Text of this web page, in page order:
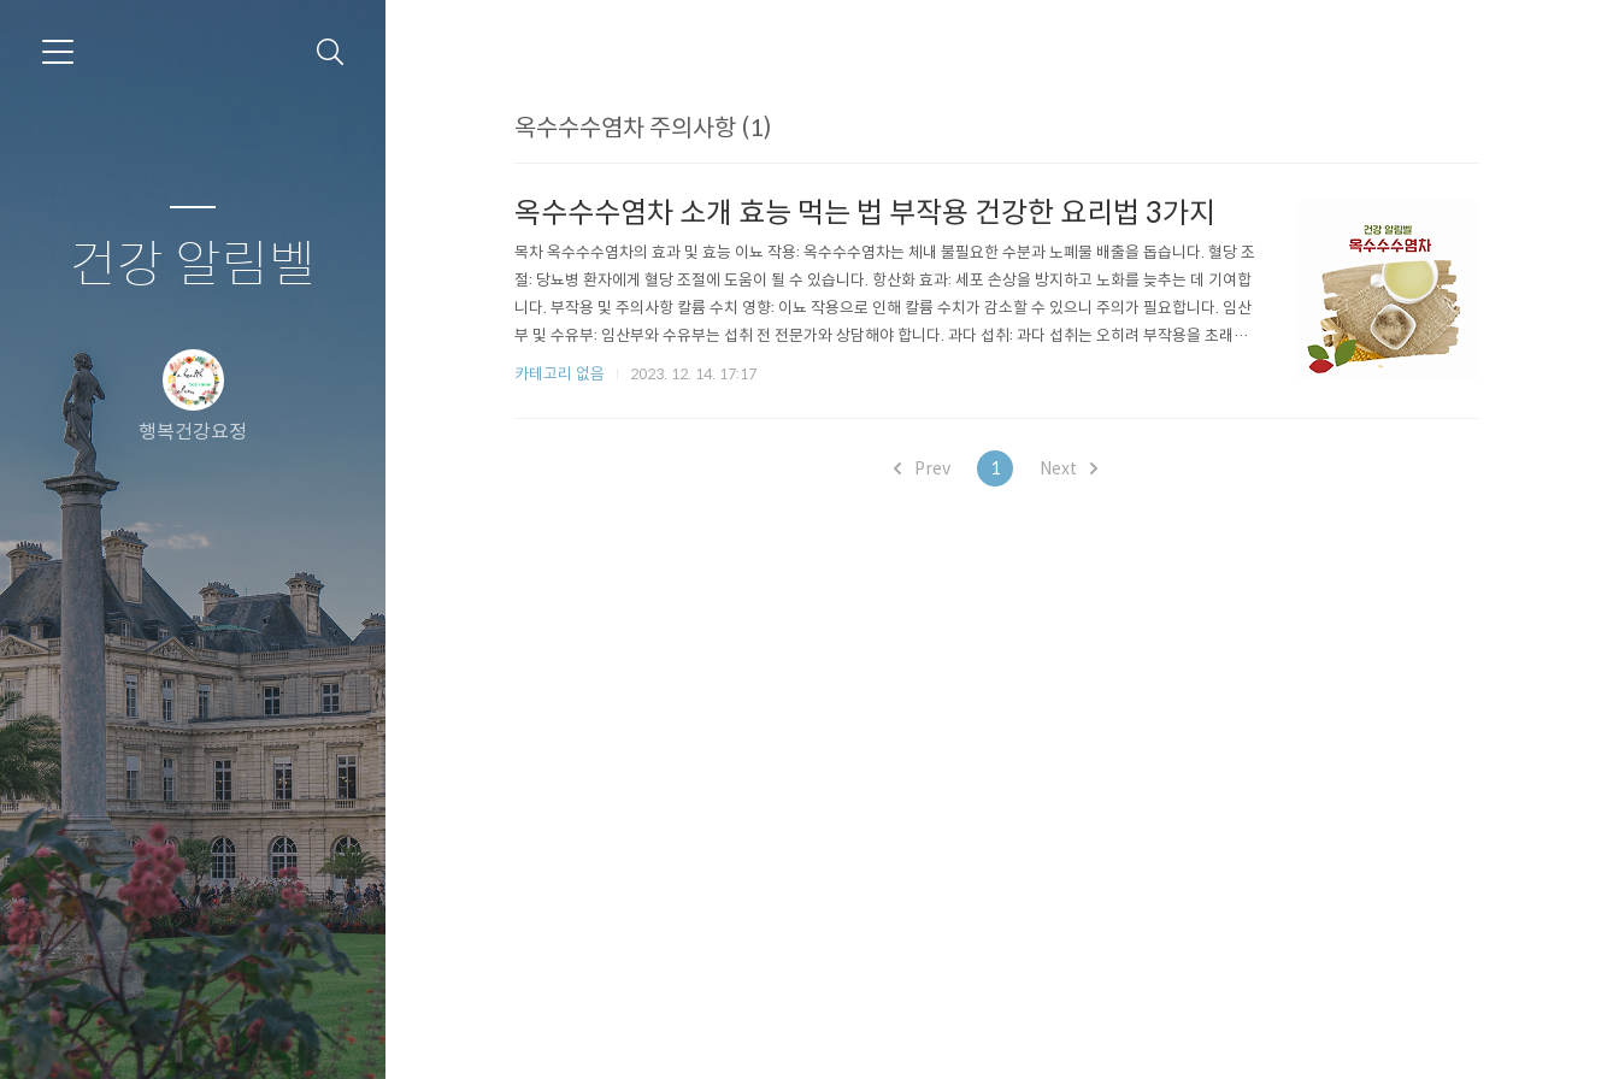
건강 알림벨
행복건강요정
옥수수수염차 주의사항 (1)
옥수수수염차 소개 효능 먹는 법 부작용 건강한 요리법 3가지
목차 옥수수수염차의 효과 및 효능 이뇨 작용: 옥수수수염차는 체내 불필요한 수분과 노폐물 배출을 돕습니다. 혈당 조
절: 당뇨병 환자에게 혈당 조절에 도움이 될 수 있습니다. 항산화 효과: 세포 손상을 방지하고 노화를 늦추는 데 기여합
니다. 부작용 및 주의사항 칼륨 수치 영향: 이뇨 작용으로 인해 칼륨 수치가 감소할 수 있으니 주의가 필요합니다. 임산
부 및 수유부: 임산부와 수유부는 섭취 전 전문가와 상담해야 합니다. 과다 섭취: 과다 섭취는 오히려 부작용을 초래할
수 있으므로 적당량을 유지해야 합니다. 추천 이유 자연 치유력 강화: 자연성분이 강한 옥수수수염은 건강한 생활습관
카테고리 없음 2023. 12. 14. 17:17
Prev 1 Next